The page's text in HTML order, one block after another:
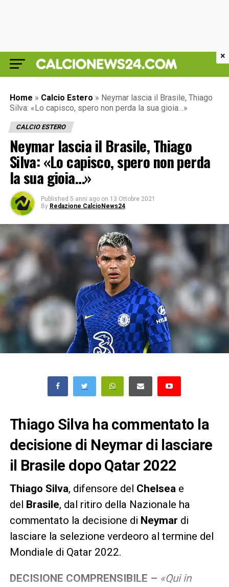
Home » Calcio Estero » Neymar lascia il Brasile, Thiago
Silva: «Lo capisco, spero non perda la sua gioia…»
CALCIO ESTERO
Neymar lascia il Brasile, Thiago
Silva: «Lo capisco, spero non perda
la sua gioia…»
Published 5 anni ago on 13 Ottobre 2021
By Redazione CalcioNews24
Thiago Silva ha commentato la
decisione di Neymar di lasciare
il Brasile dopo Qatar 2022
Thiago Silva, difensore del Chelsea e
del Brasile, dal ritiro della Nazionale ha
commentato la decisione di Neymar di
lasciare la selezione verdeoro al termine del
Mondiale di Qatar 2022.
DECISIONE COMPRENSIBILE – «Qui in
×